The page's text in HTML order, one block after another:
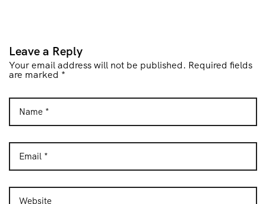
i
o
d
l
’
r
t
Leave a Reply
Your email address will not be published. Required fields
are marked *